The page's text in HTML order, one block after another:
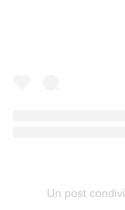
Un post